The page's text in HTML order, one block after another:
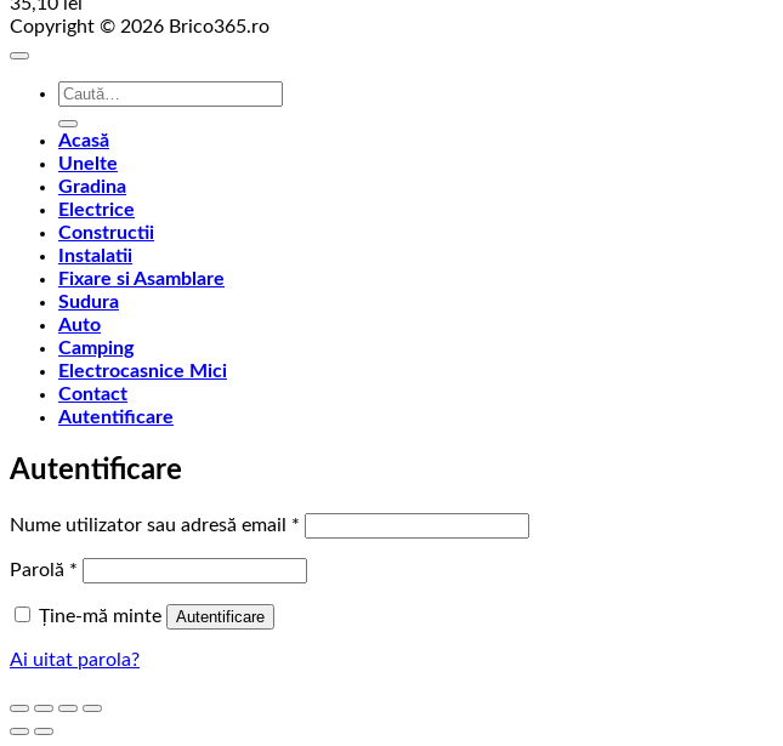
Copyright © 2026 Brico365.ro
Caută
Acasă
Unelte
Gradina
Electrice
Constructii
Instalatii
Fixare si Asamblare
Sudura
Auto
Camping
Electrocasnice Mici
Contact
Autentificare
Autentificare
Nume utilizator sau adresă email *
Parolă *
Ține-mă minte Autentificare
Ai uitat parola?